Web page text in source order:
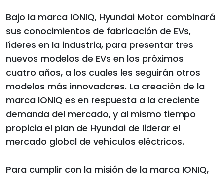
Bajo la marca IONIQ, Hyundai Motor combinará
sus conocimientos de fabricación de EVs,
líderes en la industria, para presentar tres
nuevos modelos de EVs en los próximos
cuatro años, a los cuales les seguirán otros
modelos más innovadores. La creación de la
marca IONIQ es en respuesta a la creciente
demanda del mercado, y al mismo tiempo
propicia el plan de Hyundai de liderar el
mercado global de vehículos eléctricos.
Para cumplir con la misión de la marca IONIQ,